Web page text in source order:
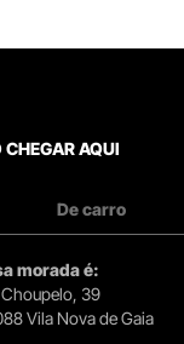
AQUI
De carro
morada é:
Choupelo, 39
Vila Nova de Gaia